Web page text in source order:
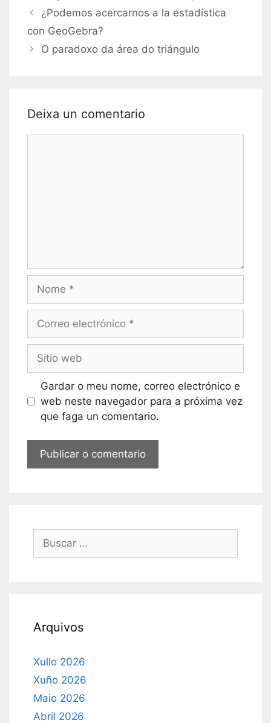
¿Podemos acercarnos a la estadística
con GeoGebra?
O paradoxo da área do triángulo
Deixa un comentario
Nome
Correo
Sitio
web
Gardar o meu nome, correo electrónico e
web neste navegador para a próxima vez
que faga un comentario.
Arquivos
Xullo 2026
Xuño 2026
Maio 2026
Abril 2026